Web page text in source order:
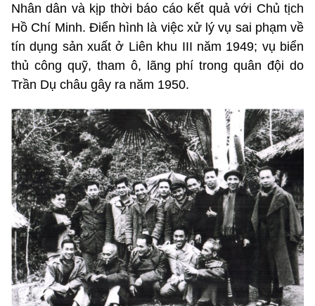
Nhân dân và kịp thời báo cáo kết quả với Chủ tịch
Hồ Chí Minh. Điển hình là việc xử lý vụ sai phạm về
tín dụng sản xuất ở Liên khu III năm 1949; vụ biển
thủ công quỹ, tham ô, lãng phí trong quân đội do
Trần Dụ châu gây ra năm 1950.